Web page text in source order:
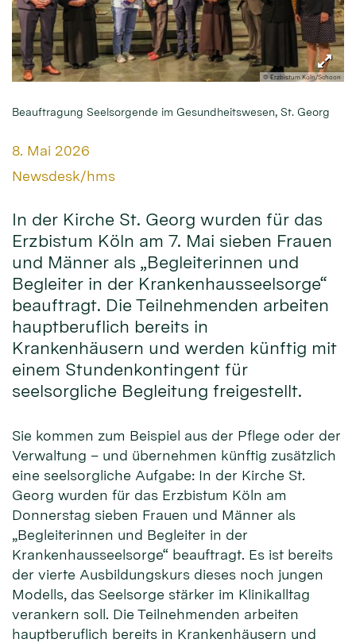
© Erzbistum Köln/Schoon
Beauftragung Seelsorgende im Gesundheitswesen, St. Georg
Datum:
8. Mai 2026
Von:
Newsdesk/hms
In der Kirche St. Georg wurden für das
Erzbistum Köln am 7. Mai sieben Frauen
und Männer als „Begleiterinnen und
Begleiter in der Krankenhausseelsorge“
beauftragt. Die Teilnehmenden arbeiten
hauptberuflich bereits in
Krankenhäusern und werden künftig mit
einem Stundenkontingent für
seelsorgliche Begleitung freigestellt.
Sie kommen zum Beispiel aus der Pflege oder der
Verwaltung – und übernehmen künftig zusätzlich
eine seelsorgliche Aufgabe: In der Kirche St.
Georg wurden für das Erzbistum Köln am
Donnerstag sieben Frauen und Männer als
„Begleiterinnen und Begleiter in der
Krankenhausseelsorge“ beauftragt. Es ist bereits
der vierte Ausbildungskurs dieses noch jungen
Modells, das Seelsorge stärker im Klinikalltag
verankern soll. Die Teilnehmenden arbeiten
hauptberuflich bereits in Krankenhäusern und